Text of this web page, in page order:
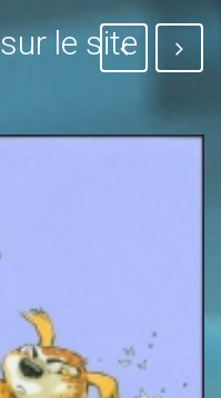
le site